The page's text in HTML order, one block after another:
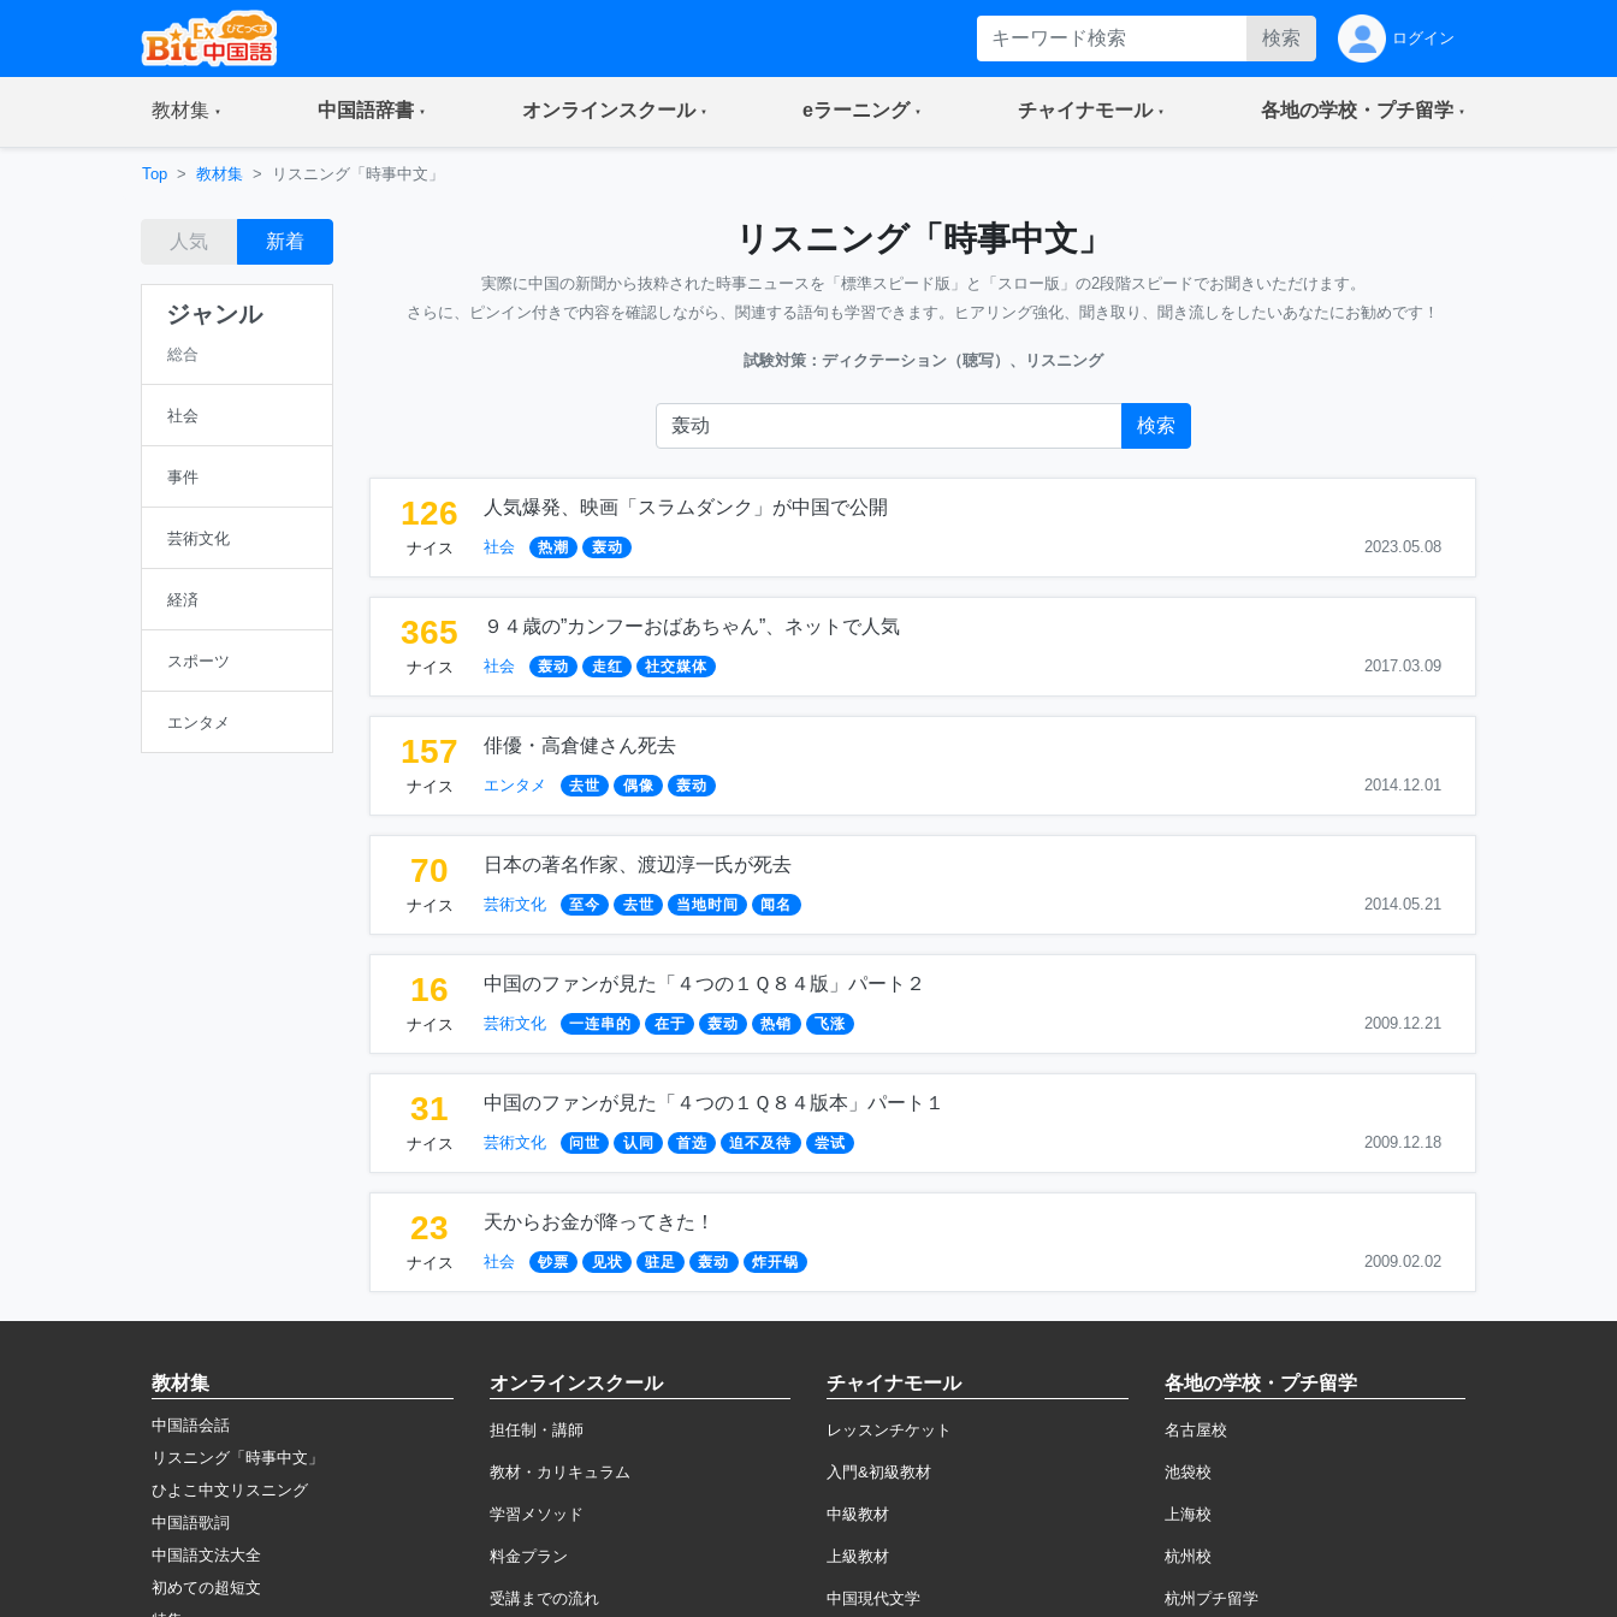
検索 ログイン
教材集(current) 中国語辞書(current) オンラインスクール(current) eラーニング(current) チャイナモール(current) 各地の学校・プチ留学(current)
Top 教材集 リスニング「時事中文」
人気 新着
ジャンル
総合
社会
事件
芸術文化
経済
スポーツ
エンタメ
リスニング「時事中文」
実際に中国の新聞から抜粋された時事ニュースを「標準スピード版」と「スロー版」の2段階スピードでお聞きいただけます。
さらに、ピンイン付きで内容を確認しながら、関連する語句も学習できます。ヒアリング強化、聞き取り、聞き流しをしたいあなたにお勧めです！
試験対策：ディクテーション（聴写）、リスニング
検索
126
ナイス
人気爆発、映画「スラムダンク」が中国で公開
社会 热潮 轰动 2023.05.08
365
ナイス
９４歳の”カンフーおばあちゃん”、ネットで人気
社会 轰动 走红 社交媒体 2017.03.09
157
ナイス
俳優・高倉健さん死去
エンタメ 去世 偶像 轰动 2014.12.01
70
ナイス
日本の著名作家、渡辺淳一氏が死去
芸術文化 至今 去世 当地时间 闻名 2014.05.21
16
ナイス
中国のファンが見た「４つの１Ｑ８４版」パート２
芸術文化 一连串的 在于 轰动 热销 飞涨 2009.12.21
31
ナイス
中国のファンが見た「４つの１Ｑ８４版本」パート１
芸術文化 问世 认同 首选 迫不及待 尝试 2009.12.18
23
ナイス
天からお金が降ってきた！
社会 钞票 见状 驻足 轰动 炸开锅 2009.02.02
教材集
中国語会話
リスニング「時事中文」
ひよこ中文リスニング
中国語歌詞
中国語文法大全
初めての超短文
オンラインスクール
担任制・講師
教材・カリキュラム
学習メソッド
料金プラン
受講までの流れ
チャイナモール
レッスンチケット
入門&初級教材
中級教材
上級教材
中国現代文学
各地の学校・プチ留学
名古屋校
池袋校
上海校
杭州校
杭州プチ留学